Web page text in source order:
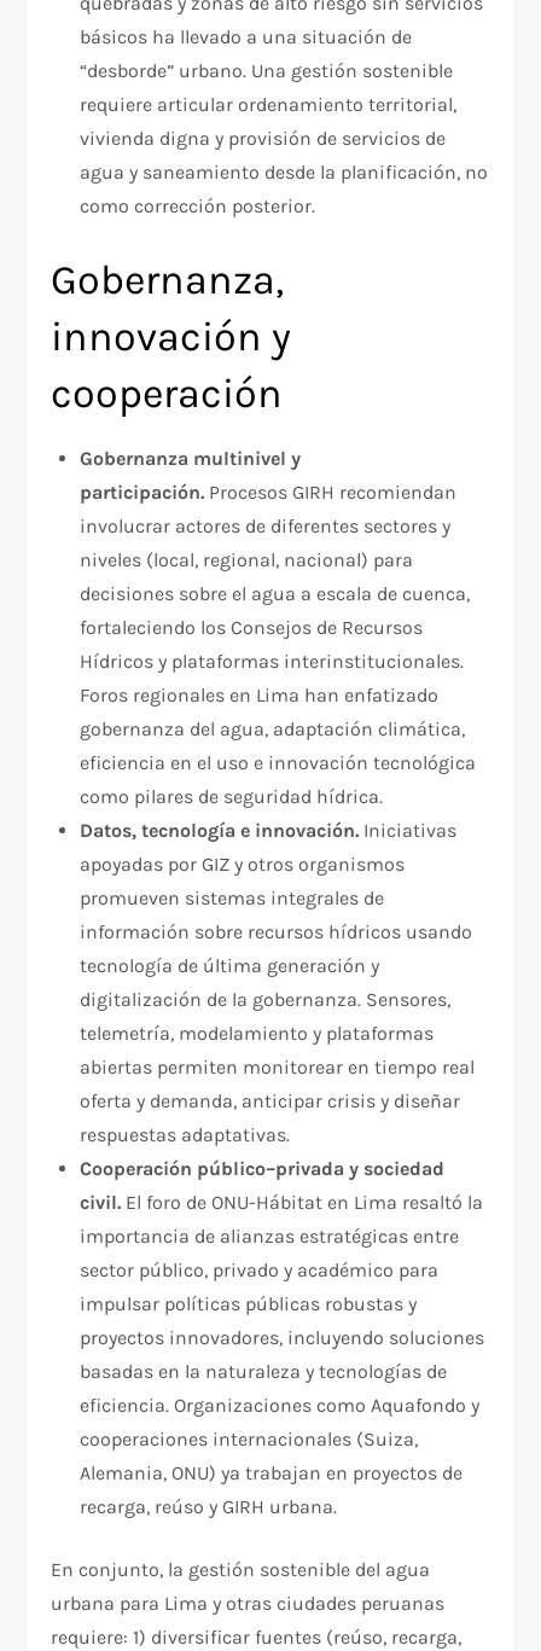
básicos ha llevado a una situación de
“desborde” urbano. Una gestión sostenible
requiere articular ordenamiento territorial,
vivienda digna y provisión de servicios de
agua y saneamiento desde la planificación, no
como corrección posterior.​
Gobernanza,
innovación y
cooperación
Gobernanza multinivel y
participación. Procesos GIRH recomiendan
involucrar actores de diferentes sectores y
niveles (local, regional, nacional) para
decisiones sobre el agua a escala de cuenca,
fortaleciendo los Consejos de Recursos
Hídricos y plataformas interinstitucionales.
Foros regionales en Lima han enfatizado
gobernanza del agua, adaptación climática,
eficiencia en el uso e innovación tecnológica
como pilares de seguridad hídrica.​
Datos, tecnología e innovación. Iniciativas
apoyadas por GIZ y otros organismos
promueven sistemas integrales de
información sobre recursos hídricos usando
tecnología de última generación y
digitalización de la gobernanza. Sensores,
telemetría, modelamiento y plataformas
abiertas permiten monitorear en tiempo real
oferta y demanda, anticipar crisis y diseñar
respuestas adaptativas.​
Cooperación público–privada y sociedad
civil. El foro de ONU-Hábitat en Lima resaltó la
importancia de alianzas estratégicas entre
sector público, privado y académico para
impulsar políticas públicas robustas y
proyectos innovadores, incluyendo soluciones
basadas en la naturaleza y tecnologías de
eficiencia. Organizaciones como Aquafondo y
cooperaciones internacionales (Suiza,
Alemania, ONU) ya trabajan en proyectos de
recarga, reúso y GIRH urbana.​
En conjunto, la gestión sostenible del agua
urbana para Lima y otras ciudades peruanas
requiere: 1) diversificar fuentes (reúso, recarga,